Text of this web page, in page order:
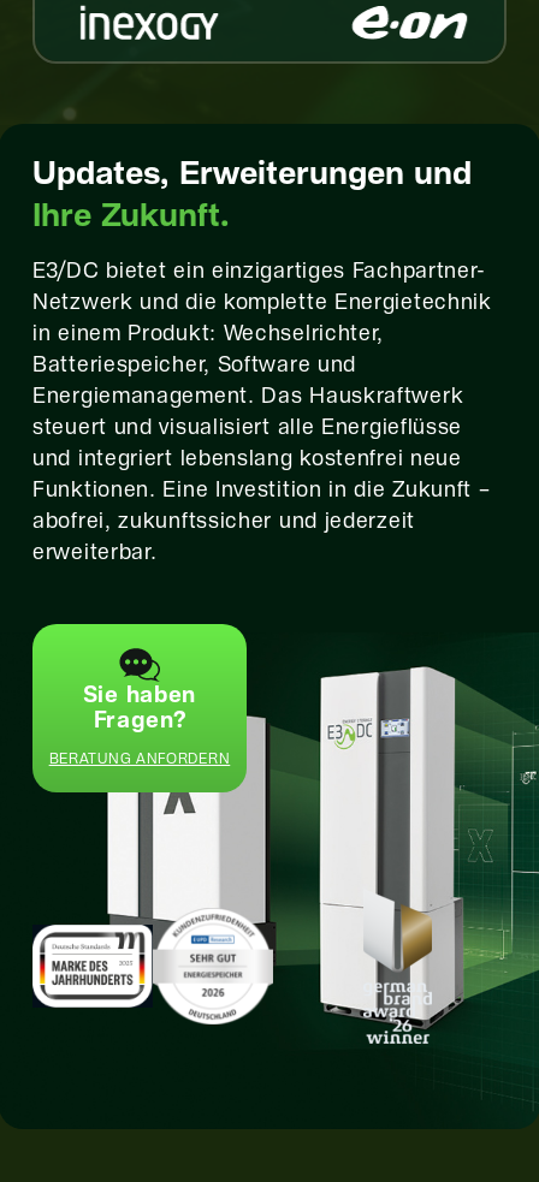
Updates, Erweiterungen und
Ihre Zukunft.
E3/DC bietet ein einzigartiges Fachpartner-
Netzwerk und die komplette Energietechnik
in einem Produkt: Wechselrichter,
Batteriespeicher, Software und
Energiemanagement. Das Hauskraftwerk
steuert und visualisiert alle Energieflüsse
und integriert lebenslang kostenfrei neue
Funktionen. Eine Investition in die Zukunft –
abofrei, zukunftssicher und jederzeit
erweiterbar.
Sie haben
Fragen?
BERATUNG ANFORDERN